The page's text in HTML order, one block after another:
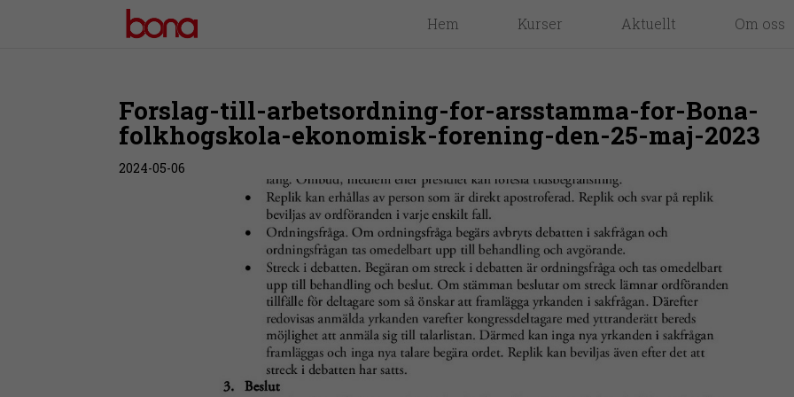
Hem Kurser Aktuellt Om oss
Forslag-till-arbetsordning-for-arsstamma-for-Bona-
folkhogskola-ekonomisk-forening-den-25-maj-2023
2024-05-06